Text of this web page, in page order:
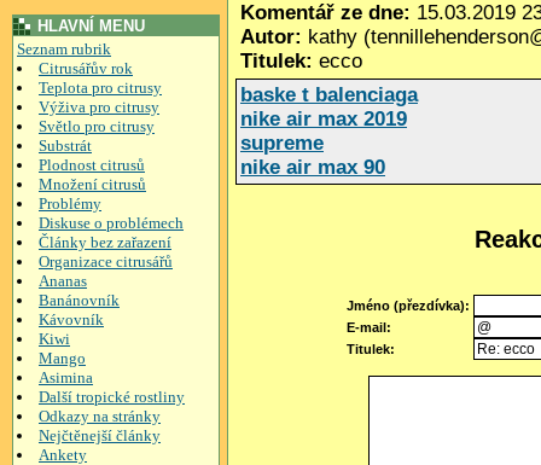
HLAVNÍ MENU
Seznam rubrik
Citrusářův rok
Teplota pro citrusy
Výživa pro citrusy
Světlo pro citrusy
Substrát
Plodnost citrusů
Množení citrusů
Problémy
Diskuse o problémech
Články bez zařazení
Organizace citrusářů
Ananas
Banánovník
Kávovník
Kiwi
Mango
Asimina
Další tropické rostliny
Odkazy na stránky
Nejčtěnejší články
Ankety
Komentář ze dne: 15.03.2019
Autor: kathy
Titulek: ecco
baske t balenciaga
nike air max 2019
supreme
nike air max 90
Jméno (přezdívka):
E-mail:
Titulek: